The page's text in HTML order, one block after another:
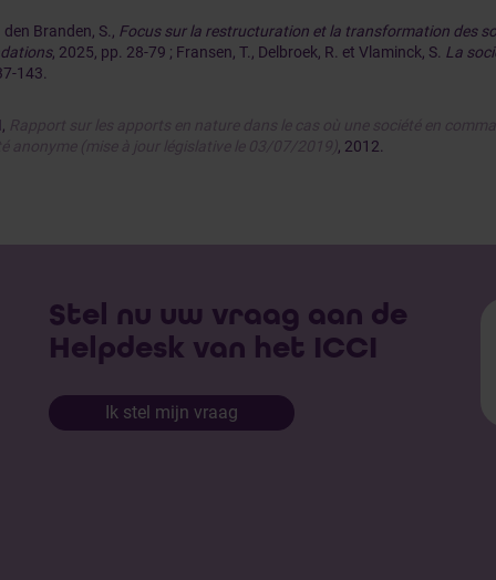
Branden, S., Focus sur la restructuration et la transformation des
, 2025, pp. 28-79 ; Fransen, T., Delbroek, R. et Vlaminck, S. La
143.
Rapport sur les apports en nature dans le cas où une société en
anonyme (mise à jour législative le 03/07/2019), 2012.
Stel nu uw vraag aan de
Helpdesk van het ICCI
Ik stel mijn vraag